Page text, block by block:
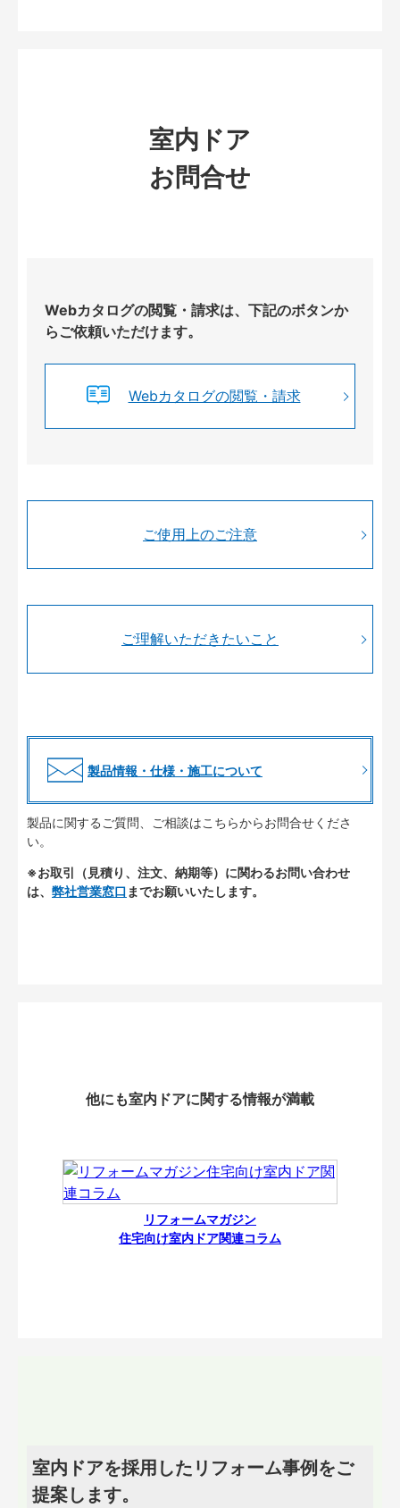
室内ドア
お問合せ
Webカタログの閲覧・請求は、下記のボタンか
らご依頼いただけます。
Webカタログの閲覧・請求
ご使用上のご注意
ご理解いただきたいこと
製品情報・仕様・施工について
製品に関するご質問、ご相談はこちらからお問合せくださ
い。
※お取引（見積り、注文、納期等）に関わるお問い合わせ
は、 弊社営業窓口 までお願いいたします。
他にも室内ドアに関する情報が満載
リフォームマガジン
住宅向け室内ドア関連コラム
室内ドアを採用したリフォーム事例をご
提案します。